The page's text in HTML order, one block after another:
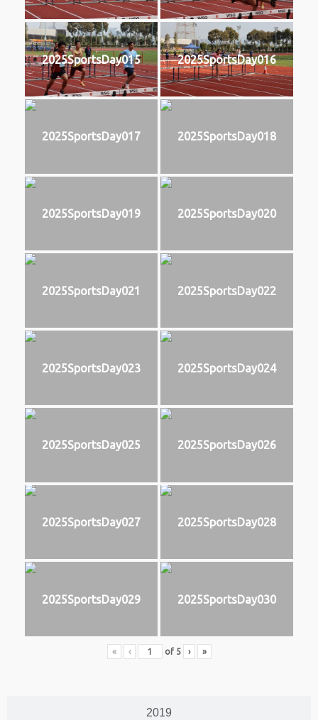
2019
2025SportsDay015 2025SportsDay016
2025SportsDay017 2025SportsDay018
2025SportsDay019 2025SportsDay020
2025SportsDay021 2025SportsDay022
2025SportsDay023 2025SportsDay024
2025SportsDay025 2025SportsDay026
2025SportsDay027 2025SportsDay028
2025SportsDay029 2025SportsDay030
« ‹ of 5 › »